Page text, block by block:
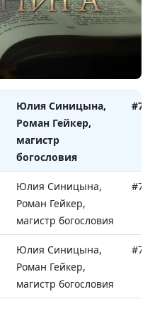
магистр богословия
Юлия Синицына,
Роман Гейкер,
магистр богословия
Юлия Синицына,
Роман Гейкер,
магистр
богословия
Юлия Синицына,
Роман Гейкер,
магистр богословия
Юлия Синицына,
Роман Гейкер,
магистр богословия